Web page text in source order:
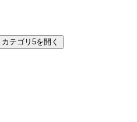
カテゴリ5を開く